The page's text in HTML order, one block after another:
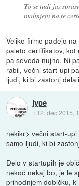
To se tudi jaz
mahnjeni na te
Velike firme padejo
paleto certifikatov,
pa seveda nujno. Ni
rabil, večni start-upi
ljudi, ki bi zastonj
jype
:: 12. dec 2015,
nekikr> večni start-
samo ljudi, ki bi
Delo v startupih je
nekoč nekaj bo, je le
prihodnjem dobičku,